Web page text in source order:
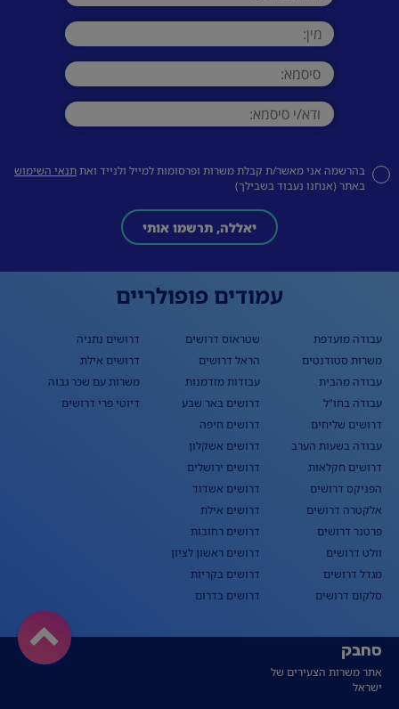
בהרשמה אני מאשר/ת קבלת משרות ופרסומות למייל ולנייד ואתתנאי השימוש
באתר (אנחנו נעבוד בשבילך)
יאללה, תרשמו אותי
עמודים פופולריים
עבודה מועדפת
משרות סטודנטים
עבודה מהבית
עבודה בחו"ל
דרושים שליחים
עבודה בשעות הערב
דרושים חקלאות
הפניקס דרושים
אלקטרה דרושים
פרטנר דרושים
וולט דרושים
מגדל דרושים
סלקום דרושים
שטראוס דרושים
הראל דרושים
עבודות מזדמנות
דרושים באר שבע
דרושים חיפה
דרושים אשקלון
דרושים ירושלים
דרושים אשדוד
דרושים אילת
דרושים רחובות
דרושים ראשון לציון
דרושים בקריות
דרושים בדרום
דרושים נתניה
דרושים אילת
משרות עם שכר גבוה
דיוטי פרי דרושים
סחבק
אתר משרות הצעירים של
ישראל